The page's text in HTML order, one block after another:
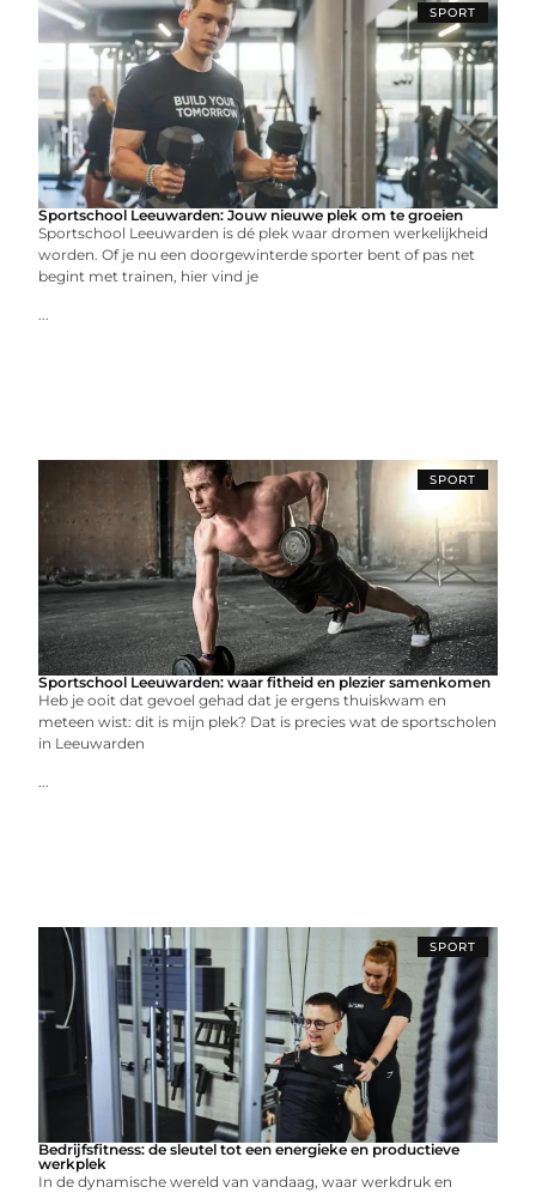
SPORT
Sportschool Leeuwarden: Jouw nieuwe plek om te groeien
Sportschool Leeuwarden is dé plek waar dromen werkelijkheid
worden. Of je nu een doorgewinterde sporter bent of pas net
begint met trainen, hier vind je
...
SPORT
Sportschool Leeuwarden: waar fitheid en plezier samenkomen
Heb je ooit dat gevoel gehad dat je ergens thuiskwam en
meteen wist: dit is mijn plek? Dat is precies wat de sportscholen
in Leeuwarden
...
SPORT
Bedrijfsfitness: de sleutel tot een energieke en productieve
werkplek
In de dynamische wereld van vandaag, waar werkdruk en